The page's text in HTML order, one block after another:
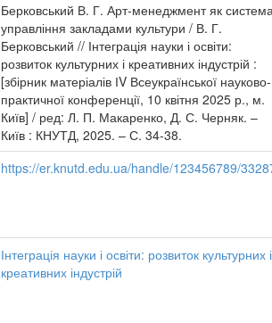
Берковський В. Г. Арт-менеджмент як
управління закладами культури / В. Г.
Берковський // Інтеграція науки і освіти:
розвиток культурних і креативних індустрій :
[збірник матеріалів ІV Всеукраїнської науково-
практичної конференції, 10 квітня 2025 р., м.
Київ] / ред: Л. П. Макаренко, Д. С. Черняк. –
Київ : КНУТД, 2025. – С. 34-38.
https://er.knutd.edu.ua/handle/123456789/
Інтеграція науки і освіти: розвиток культурних і
креативних індустрій